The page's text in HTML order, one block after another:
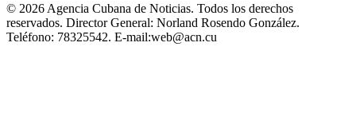
© 2026 Agencia Cubana de Noticias. Todos los derechos
reservados. Director General: Norland Rosendo González.
Teléfono: 78325542. E-mail:web@acn.cu